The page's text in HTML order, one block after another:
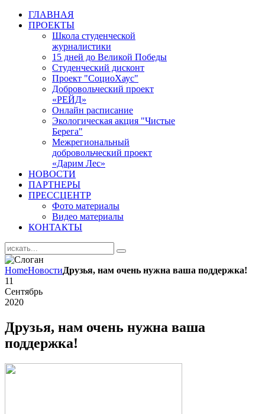
ГЛАВНАЯ
ПРОЕКТЫ
Школа студенческой
журналистики
15 дней до Великой Победы
Студенческий дисконт
Проект "СоциоХаус"
Добровольческий проект
«РЕЙД»
Онлайн расписание
Экологическая акция "Чистые
Берега"
Межрегиональный
добровольческий проект
«Дарим Лес»
НОВОСТИ
ПАРТНЕРЫ
ПРЕССЦЕНТР
Фото материалы
Видео материалы
КОНТАКТЫ
HomeНовостиДрузья, нам очень нужна ваша поддержка!
11
Сентябрь
2020
Друзья, нам очень нужна ваша
поддержка!